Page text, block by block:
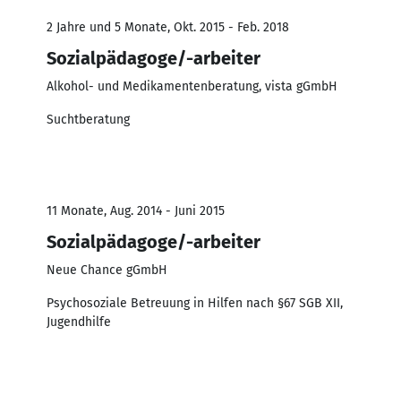
2 Jahre und 5 Monate, Okt. 2015 - Feb. 2018
Sozialpädagoge/-arbeiter
Alkohol- und Medikamentenberatung, vista gGmbH
Suchtberatung
11 Monate, Aug. 2014 - Juni 2015
Sozialpädagoge/-arbeiter
Neue Chance gGmbH
Psychosoziale Betreuung in Hilfen nach §67 SGB XII,
Jugendhilfe